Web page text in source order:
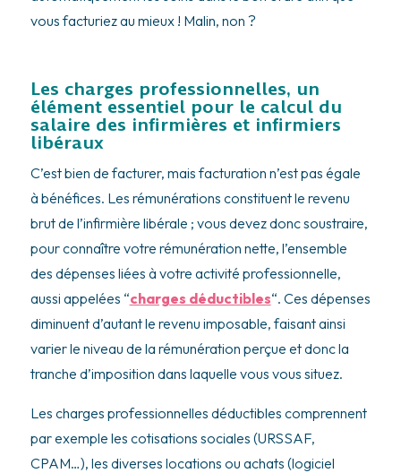
vous facturiez au mieux ! Malin, non ?
Les charges professionnelles, un
élément essentiel pour le calcul du
salaire des infirmières et infirmiers
libéraux
C’est bien de facturer, mais facturation n’est pas égale
à bénéfices. Les rémunérations constituent le revenu
brut de l’infirmière libérale ; vous devez donc soustraire,
pour connaître votre rémunération nette, l’ensemble
des dépenses liées à votre activité professionnelle,
aussi appelées “charges déductibles“. Ces dépenses
diminuent d’autant le revenu imposable, faisant ainsi
varier le niveau de la rémunération perçue et donc la
tranche d’imposition dans laquelle vous vous situez.
Les charges professionnelles déductibles comprennent
par exemple les cotisations sociales (URSSAF,
CPAM…), les diverses locations ou achats (logiciel